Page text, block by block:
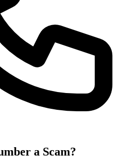
a Scam?